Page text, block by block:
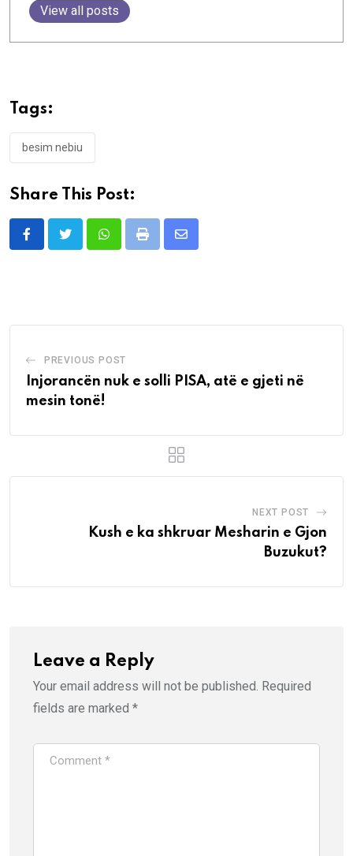
View all posts
Tags:
besim nebiu
Share This Post:
WhatsappPrint
Share
PREVIOUS POST
Injorancën nuk e solli PISA, atë e gjeti në
mesin tonë!
NEXT POST
Kush e ka shkruar Mesharin e Gjon
Buzukut?
Leave a Reply
Your email address will not be published. Required
fields are marked *